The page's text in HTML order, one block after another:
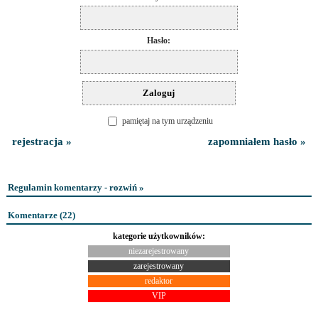
Hasło:
pamiętaj na tym urządzeniu
rejestracja » zapomniałem hasło »
Regulamin komentarzy - rozwiń »
Komentarze (22)
kategorie użytkowników:
niezarejestrowany
zarejestrowany
redaktor
VIP